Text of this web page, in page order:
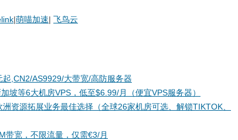
|萌喵加速| 飞鸟云
,CN2/AS9929/大带宽/高防服务器
坡等6大机房VPS，低至$6.99/月（便宜VPS服务器）
资源拓展业务最佳选择（全球26家机房可选、解锁TIKTOK、
带宽，不限流量，仅需€3/月